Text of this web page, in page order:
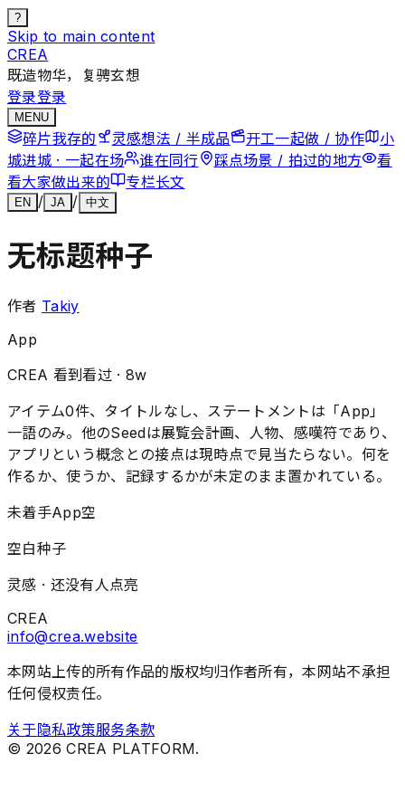
?
Skip to main content
CREA
既造物华，复骋玄想
登录登录
MENU
碎片我存的 灵感想法 / 半成品 开工一起做 / 协作
小
城进城 · 一起在场 谁在同行 踩点场景 / 拍过的地方
看
看大家做出来的 专栏长文
EN / JA / 中文
无标题种子
作者 Takiy
App
CREA 看到看过 · 8w
アイテム0件、タイトルなし、ステートメントは「App」
一語のみ。他のSeedは展覧会計画、人物、感嘆符であり、
アプリという概念との接点は現時点で見当たらない。何を
作るか、使うか、記録するかが未定のまま置かれている。
未着手App空
空白种子
灵感 · 还没有人点亮
CREA
info@crea.website
本网站上传的所有作品的版权均归作者所有，本网站不承担
任何侵权责任。
关于隐私政策服务条款
© 2026 CREA PLATFORM.